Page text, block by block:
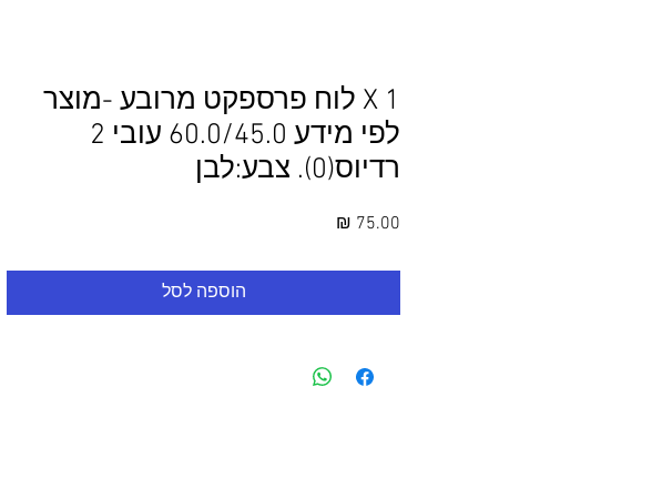
1 X לוח פרספקט מרובע -מוצר
לפי מידע 60.0/45.0 עובי 2
רדיוס(0). צבע:לבן
הוספה לסל